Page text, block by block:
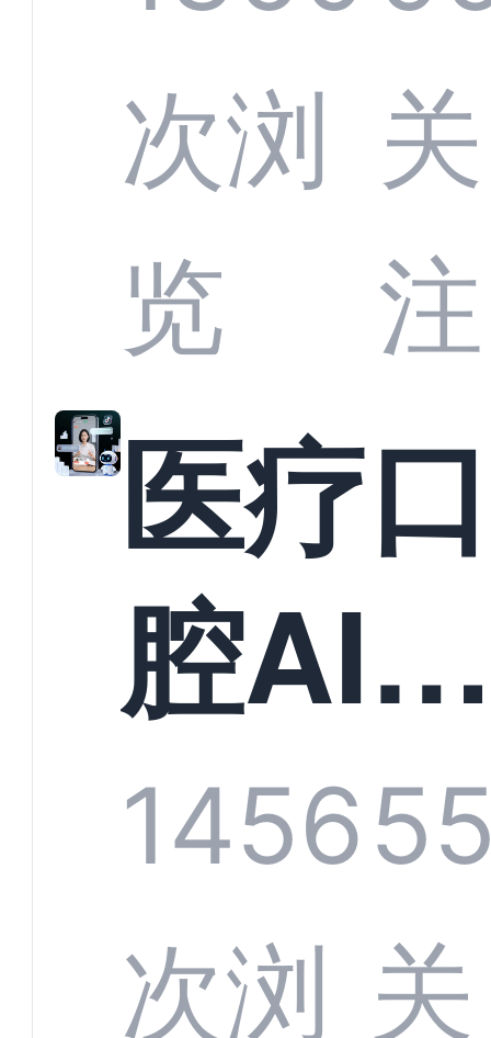
定义行
业标
准？
CRM
何助力
教育机
构实现
规模化
增长与
次浏
览
关
注
医疗口
腔AI
服系统
全渠道
1456
次浏 关